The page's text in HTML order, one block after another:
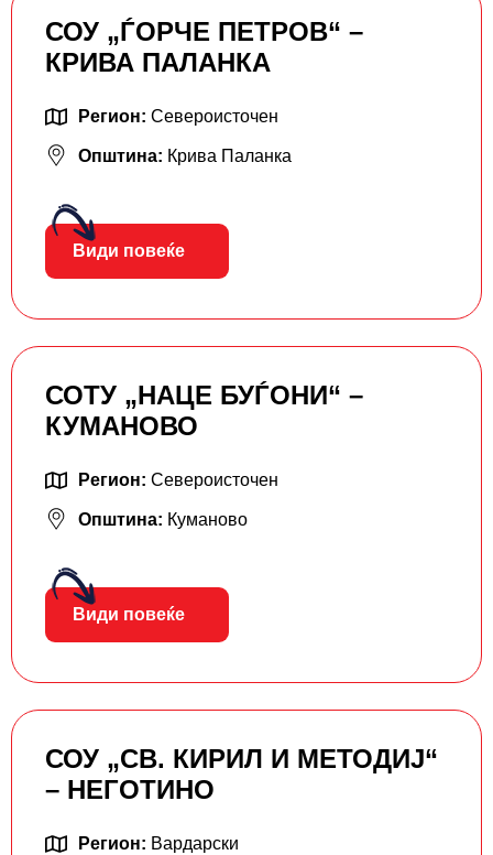
СОУ „ЃОРЧЕ ПЕТРОВ“ –
КРИВА ПАЛАНКА
Регион: Североисточен
Општина: Крива Паланка
Види повеќе
СОТУ „НАЦЕ БУЃОНИ“ –
КУМАНОВО
Регион: Североисточен
Општина: Куманово
Види повеќе
СОУ „СВ. КИРИЛ И МЕТОДИЈ“
– НЕГОТИНО
Регион: Вардарски